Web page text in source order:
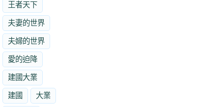
王者天下
夫妻的世界
夫婦的世界
愛的迫降
建國大業
建國 大業